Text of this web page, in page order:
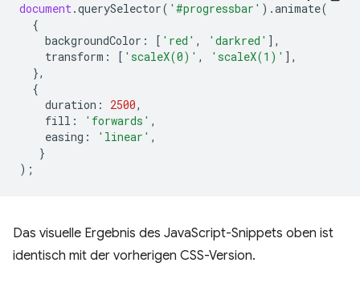
document.querySelector( '#progressbar' ).animate(
{
backgroundColor : [ 'red' , 'darkred' ],
transform : [ 'scaleX(0)' , 'scaleX(1)' ],
},
{
duration : 2500,
fill : 'forwards' ,
easing : 'linear' ,
}
);
Das visuelle Ergebnis des JavaScript-Snippets oben ist
identisch mit der vorherigen CSS-Version.